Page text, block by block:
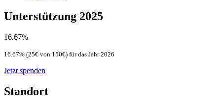
Unterstützung 2025
16.67%
16.67% (25€ von 150€) für das Jahr 2026
Jetzt spenden
Standort